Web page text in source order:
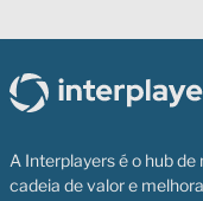
A Interplayers é o hub
cadeia de valor e